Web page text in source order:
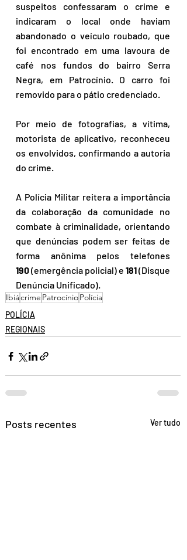
suspeitos confessaram o crime e
indicaram o local onde haviam
abandonado o veículo roubado, que
foi encontrado em uma lavoura de
café nos fundos do bairro Serra
Negra, em Patrocínio. O carro foi
removido para o pátio credenciado.
Por meio de fotografias, a vítima,
motorista de aplicativo, reconheceu
os envolvidos, confirmando a autoria
do crime.
A Polícia Militar reitera a importância
da colaboração da comunidade no
combate à criminalidade, orientando
que denúncias podem ser feitas de
190 (emergência policial) e 181 (Disque
Denúncia Unificado).
Ibiácrime PatrocínioPolícia
POLÍCIA
REGIONAIS
Posts recentes Ver tudo